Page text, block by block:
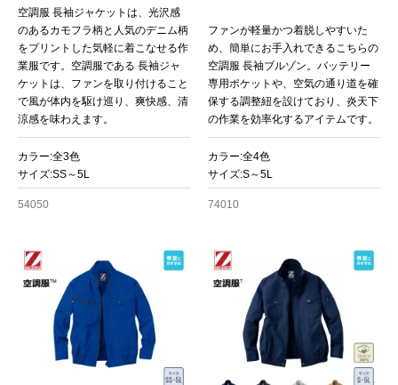
空調服 長袖ジャケットは、光沢感
のあるカモフラ柄と人気のデニム柄
をプリントした気軽に着こなせる作
業服です。空調服である 長袖ジャ
ケットは、ファンを取り付けること
で風が体内を駆け巡り、爽快感、清
涼感を味わえます。
カラー:全3色
サイズ:SS～5L
54050
ファンが軽量かつ着脱しやすいた
め、簡単にお手入れできるこちらの
空調服 長袖ブルゾン。バッテリー
専用ポケットや、空気の通り道を確
保する調整紐を設けており、炎天下
の作業を効率化するアイテムです。
カラー:全4色
サイズ:S～5L
74010